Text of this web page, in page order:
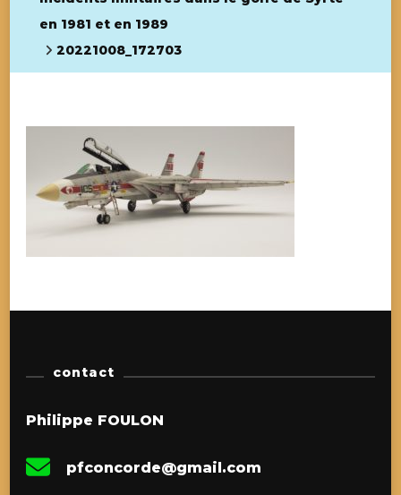
en 1981 et en 1989
20221008_172703
contact
Philippe FOULON
pfconcorde@gmail.com